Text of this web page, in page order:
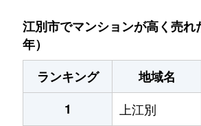
江別市でマンションが高く売れ
年）
ランキング
地域名
1
上江別